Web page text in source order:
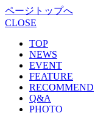
ページトップへ
CLOSE
TOP
NEWS
EVENT
FEATURE
RECOMMEND
Q&A
PHOTO